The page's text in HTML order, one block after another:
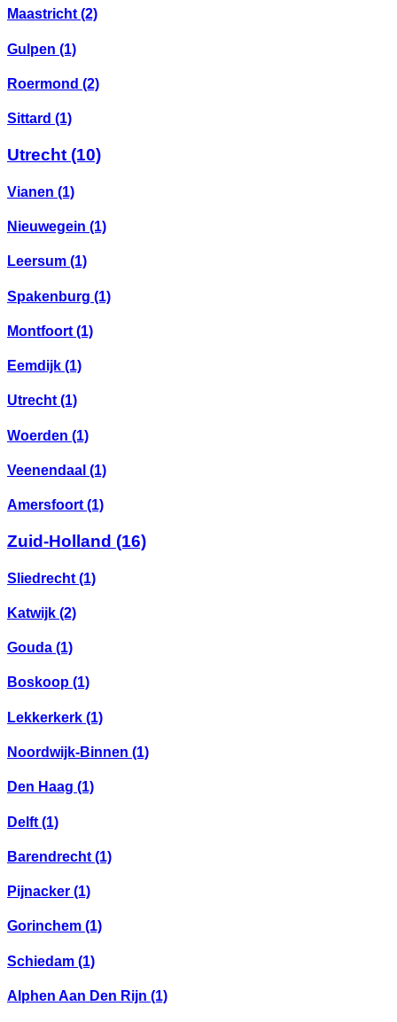
Maastricht(2)
Gulpen (1)
Roermond (2)
Sittard (1)
Utrecht (10)
Vianen (1)
Nieuwegein (1)
Leersum (1)
Spakenburg (1)
Montfoort (1)
Eemdijk (1)
Utrecht (1)
Woerden (1)
Veenendaal (1)
Amersfoort (1)
Zuid-Holland (16)
Sliedrecht (1)
Katwijk (2)
Gouda (1)
Boskoop (1)
Lekkerkerk (1)
Noordwijk-Binnen (1)
Den Haag (1)
Delft (1)
Barendrecht (1)
Pijnacker (1)
Gorinchem (1)
Schiedam (1)
Alphen Aan Den Rijn (1)